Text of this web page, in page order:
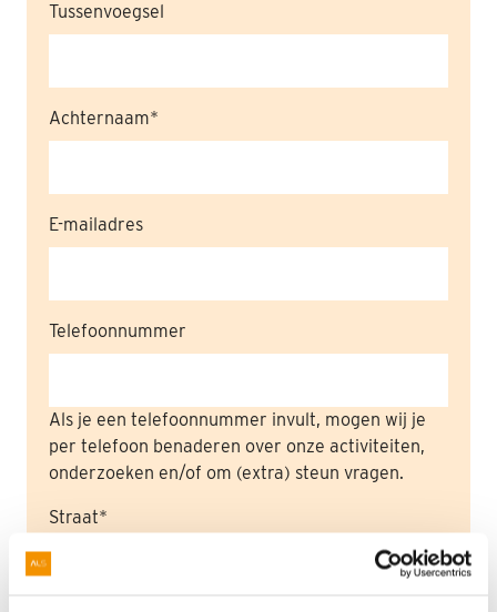
Tussenvoegsel
Achternaam
E-mailadres
Telefoonnummer
Als je een telefoonnummer invult, mogen wij je
per telefoon benaderen over onze activiteiten,
onderzoeken en/of om (extra) steun vragen.
Straat